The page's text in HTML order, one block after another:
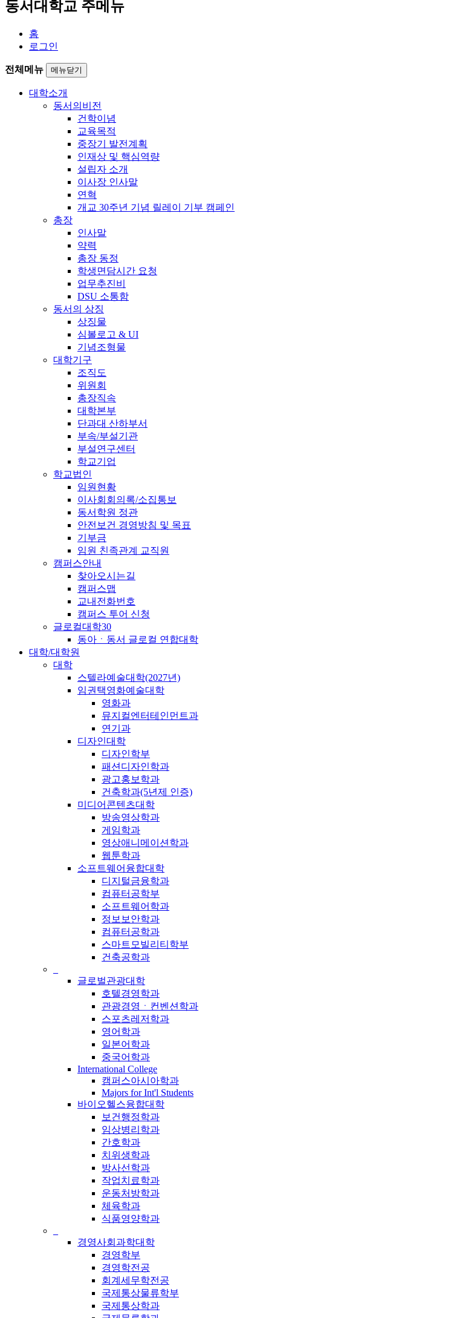
동서대학교 주메뉴
홈
로그인
전체메뉴 메뉴닫기
대학소개
동서의비전
건학이념
교육목적
중장기 발전계획
인재상 및 핵심역량
설립자 소개
이사장 인사말
연혁
개교 30주년 기념 릴레이 기부 캠페인
총장
인사말
약력
총장 동정
학생면담시간 요청
업무추진비
DSU 소통함
동서의 상징
상징물
심볼로고 & UI
기념조형물
대학기구
조직도
위원회
총장직속
대학본부
단과대 산하부서
부속/부설기관
부설연구센터
학교기업
학교법인
임원현황
이사회회의록/소집통보
동서학원 정관
안전보건 경영방침 및 목표
기부금
임원 친족관계 교직원
캠퍼스안내
찾아오시는길
캠퍼스맵
교내전화번호
캠퍼스 투어 신청
글로컬대학30
동아ㆍ동서 글로컬 연합대학
대학/대학원
대학
스텔라예술대학(2027년)
임권택영화예술대학
영화과
뮤지컬엔터테인먼트과
연기과
디자인대학
디자인학부
패션디자인학과
광고홍보학과
건축학과(5년제 인증)
미디어콘텐츠대학
방송영상학과
게임학과
영상애니메이션학과
웹툰학과
소프트웨어융합대학
디지털금융학과
컴퓨터공학부
소프트웨어학과
정보보안학과
컴퓨터공학과
스마트모빌리티학부
건축공학과
글로벌관광대학
호텔경영학과
관광경영ㆍ컨벤션학과
스포츠레저학과
영어학과
일본어학과
중국어학과
International College
캠퍼스아시아학과
Majors for Int'l Students
바이오헬스융합대학
보건행정학과
임상병리학과
간호학과
치위생학과
방사선학과
작업치료학과
운동처방학과
체육학과
식품영양학과
경영사회과학대학
경영학부
경영학전공
회계세무학전공
국제통상물류학부
국제통상학과